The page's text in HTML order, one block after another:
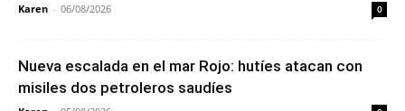
Karen - 06/08/2026 0
Nueva escalada en el mar Rojo: hutíes atacan con
misiles dos petroleros saudíes